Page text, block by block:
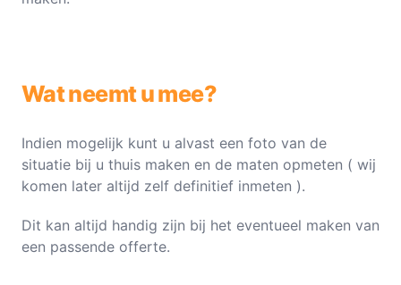
Wat neemt u mee?
Indien mogelijk kunt u alvast een foto van de
situatie bij u thuis maken en de maten opmeten ( wij
komen later altijd zelf definitief inmeten ).
Dit kan altijd handig zijn bij het eventueel maken van
een passende offerte.